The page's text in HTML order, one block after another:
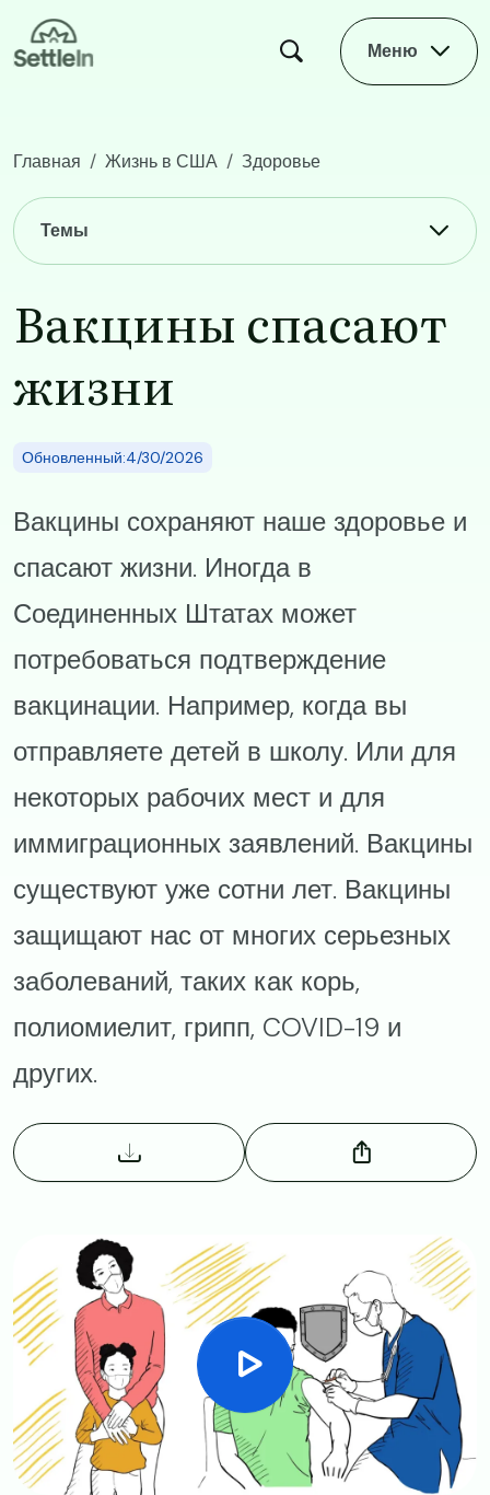
Skip to main content
Меню
Главная Жизнь в США
Здоровье
Вакцины спасают жизни
Main navigation
Темы
Вакцины спасают
жизни
Обновленный:4/30/2026
Вакцины сохраняют наше здоровье и
спасают жизни. Иногда в
Соединенных Штатах может
потребоваться подтверждение
вакцинации. Например, когда вы
отправляете детей в школу. Или для
некоторых рабочих мест и для
иммиграционных заявлений. Вакцины
существуют уже сотни лет. Вакцины
защищают нас от многих серьезных
заболеваний, таких как корь,
полиомиелит, грипп, COVID-19 и
других.